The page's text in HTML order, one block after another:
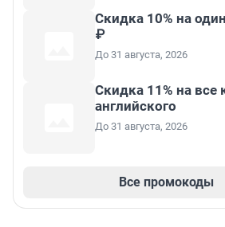
Скидка 10% на
₽
До 31 августа, 2026
Скидка 11% на все
английского
До 31 августа, 2026
Все промокоды